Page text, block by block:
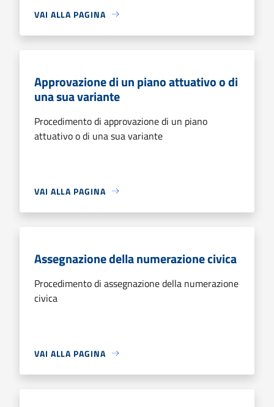
VAI ALLA PAGINA
Approvazione di un piano attuativo o di
una sua variante
Procedimento di approvazione di un piano
attuativo o di una sua variante
VAI ALLA PAGINA
Assegnazione della numerazione civica
Procedimento di assegnazione della numerazione
civica
VAI ALLA PAGINA